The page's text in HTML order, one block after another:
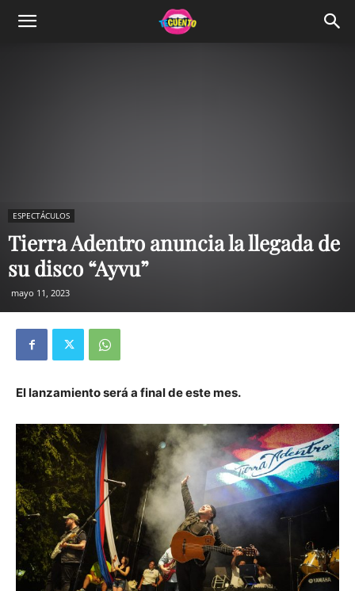
ESPECTÁCULOS
Tierra Adentro anuncia la llegada de
su disco “Ayvu”
mayo 11, 2023
El lanzamiento será a final de este mes.